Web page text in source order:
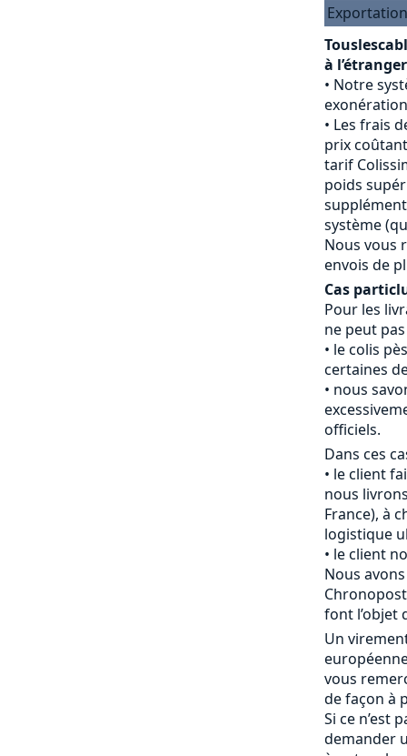
à
Notre
Les frais
prix
tarif
poids
système
Nous vous
envois de
Cas
Pour les
ne peut
le colis
certaines
nous
officiels.
Dans ces
le client
nous
France), à
logistique
le client
Nous
font l’objet
Un
vous
de façon à
Si ce n’est
demander